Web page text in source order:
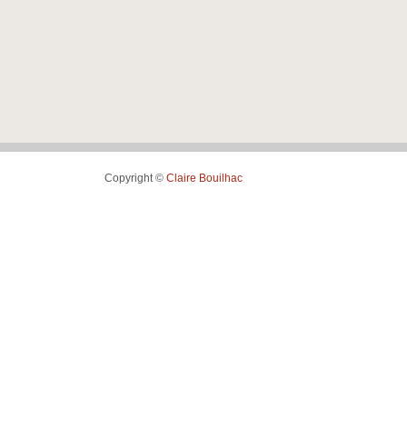
Copyright © Claire Bouilhac